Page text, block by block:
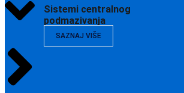
Sistemi centralnog
podmazivanja
SAZNAJ VIŠE